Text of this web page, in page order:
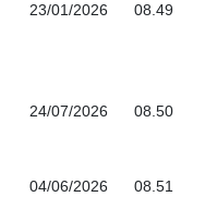
23/01/2026 08.49
24/07/2026 08.50
04/06/2026 08.51